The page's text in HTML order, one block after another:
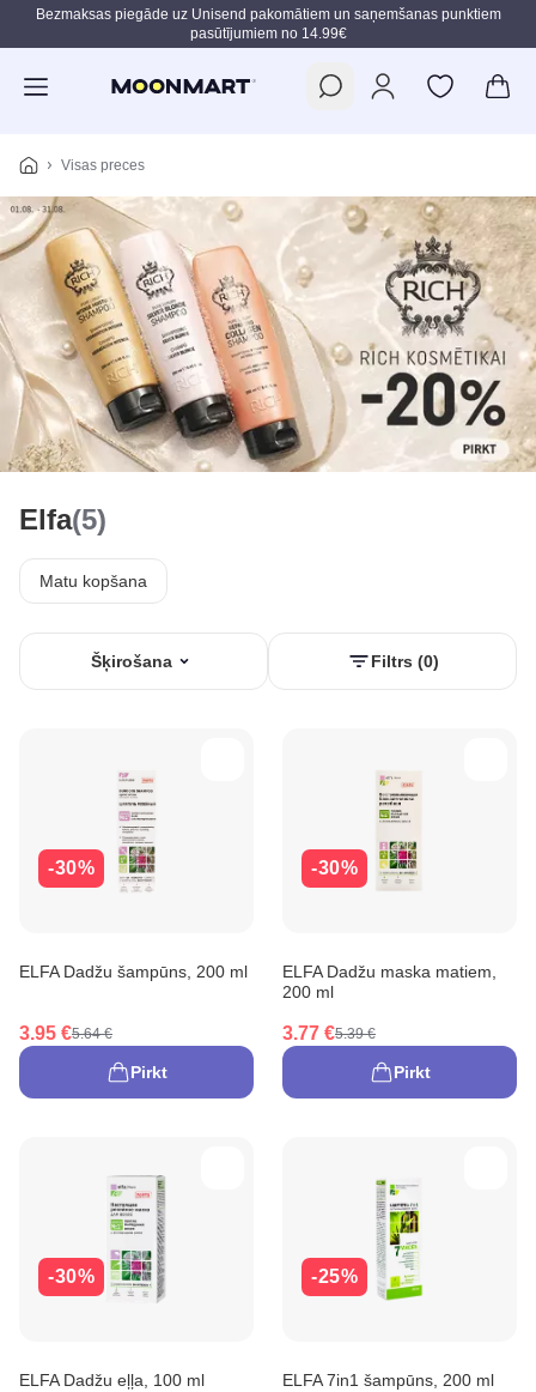
Pāriet uz galveno saturu
Bezmaksas piegāde uz Unisend pakomātiem un saņemšanas punktiem
pasūtījumiem no 14.99€
Visas preces
Elfa(5)
Matu kopšana
Šķirošana Filtrs (0)
-30%
ELFA Dadžu šampūns, 200 ml
3.95 €5.64 €
Pirkt
-30%
ELFA Dadžu maska matiem,
200 ml
3.77 €5.39 €
Pirkt
-30%
ELFA Dadžu eļļa, 100 ml
-25%
ELFA 7in1 šampūns, 200 ml